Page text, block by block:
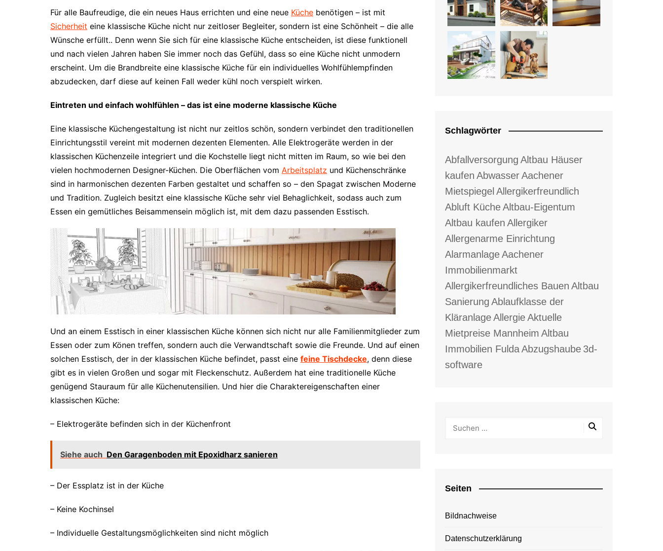
Für alle Baufreudige, die ein neues Haus errichten und eine neue Küche benötigen – ist mit
Sicherheit eine klassische Küche nicht nur zeitloser Begleiter, sondern ist eine Schönheit – die alle
Wünsche erfüllt.. Denn wenn Sie sich für eine klassische Küche entscheiden, ist diese funktionell
und nach vielen Jahren haben Sie immer noch das Gefühl, dass so eine Küche nicht unmodern
erscheint. Um die Brandbreite eine klassische Küche für ein individuelles Wohlfühlempfinden
abzudecken, darf diese auf keinen Fall weder kühl noch verspielt wirken.
Eintreten und einfach wohlfühlen – das ist eine moderne klassische Küche
Eine klassische Küchengestaltung ist nicht nur zeitlos schön, sondern verbindet den traditionellen
Einrichtungsstil vereint mit modernen dezenten Elementen. Alle Elektrogeräte werden in der
klassischen Küchenzeile integriert und die Kochstelle liegt nicht mitten im Raum, so wie bei den
vielen hochmodernen Designer-Küchen. Die Oberflächen vom Arbeitsplatz und Küchenschränke
sind in harmonischen dezenten Farben gestaltet und schaffen so – den Spagat zwischen Moderne
und Tradition. Zugleich besitzt eine klassische Küche sehr viel Behaglichkeit, sodass auch zum
Essen ein gemütliches Beisammensein möglich ist, mit dem dazu passenden Esstisch.
Und an einem Esstisch in einer klassischen Küche können sich nicht nur alle Familienmitglieder zum
Essen oder zum Könen treffen, sondern auch die Verwandtschaft sowie die Freunde. Und auf einen
solchen Esstisch, der in der klassischen Küche befindet, passt eine feine Tischdecke, denn diese
gibt es in vielen Großen und sogar mit Fleckenschutz. Außerdem hat eine traditionelle Küche
genügend Stauraum für alle Küchenutensilien. Und hier die Charaktereigenschaften einer
klassischen Küche:
– Elektrogeräte befinden sich in der Küchenfront
Siehe auch Den Garagenboden mit Epoxidharz sanieren
– Der Essplatz ist in der Küche
– Keine Kochinsel
– Individuelle Gestaltungsmöglichkeiten sind nicht möglich
Schlagwörter
Abfallversorgung Altbau Häuser
kaufen AbwasserAachener
Mietspiegel Allergikerfreundlich
Abluft KücheAltbau-Eigentum
Altbau kaufen Allergiker
Allergenarme Einrichtung
AlarmanlageAachener
Immobilienmarkt
Allergikerfreundliches Bauen Altbau
Sanierung Ablaufklasse der
KläranlageAllergieAktuelle
Mietpreise Mannheim Altbau
Immobilien FuldaAbzugshaube 3d-
software
Seiten
Bildnachweise
Datenschutzerklärung